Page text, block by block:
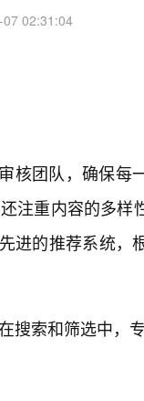
02:31:04
核团队，确保每
注重内容的多样
进的推荐系统，
搜索和筛选中，